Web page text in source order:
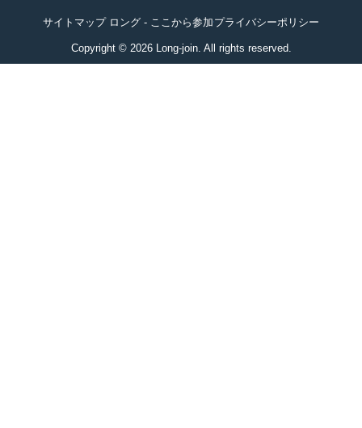
サイトマップ ロング - ここから参加 プライバシーポリシー
Copyright © 2026 Long-join. All rights reserved.